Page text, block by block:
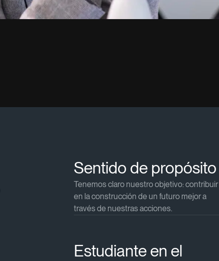
Sentido de propósito​
Tenemos claro nuestro objetivo: contribuir
en la construcción de un futuro mejor a
través de nuestras acciones.​​
Estudiante en el